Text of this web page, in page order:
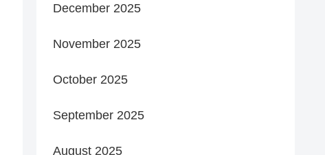
December 2025
November 2025
October 2025
September 2025
August 2025